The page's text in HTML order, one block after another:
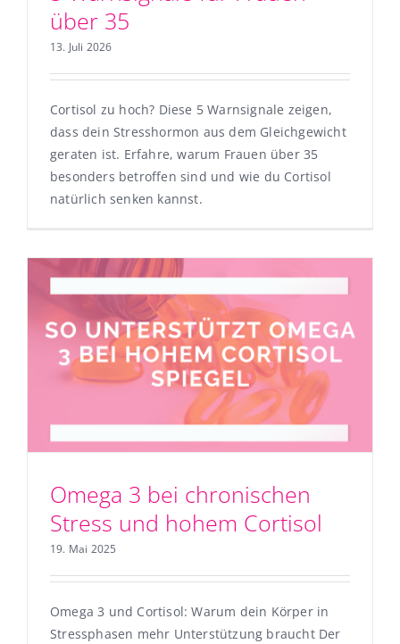
über 35
13. Juli 2026
Cortisol zu hoch? Diese 5 Warnsignale zeigen,
dass dein Stresshormon aus dem Gleichgewicht
geraten ist. Erfahre, warum Frauen über 35
besonders betroffen sind und wie du Cortisol
natürlich senken kannst.
Omega 3 bei chronischen
Stress und hohem Cortisol
19. Mai 2025
Omega 3 und Cortisol: Warum dein Körper in
Stressphasen mehr Unterstützung braucht Der